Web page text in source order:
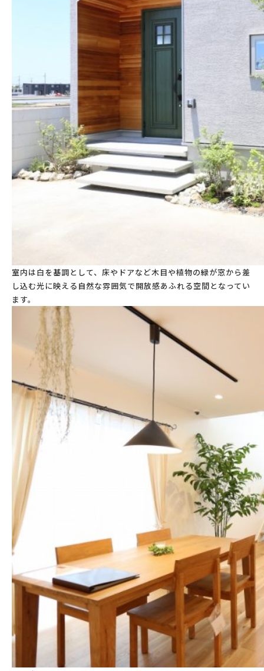
室内は白を基調として、床やドアなど木目や植物の緑が窓から差
し込む光に映える自然な雰囲気で開放感あふれる空間となってい
ます。